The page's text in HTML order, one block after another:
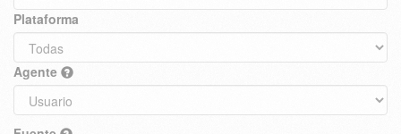
Plataforma
Agente